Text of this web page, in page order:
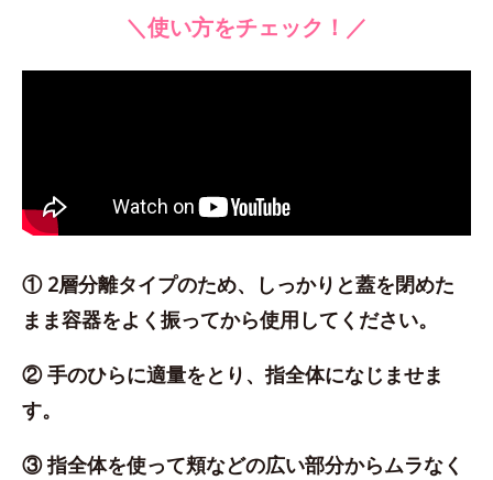
＼使い方をチェック！／
① 2層分離タイプのため、しっかりと蓋を閉めた
まま容器をよく振ってから使用してください。
② 手のひらに適量をとり、指全体になじませま
す。
③ 指全体を使って頬などの広い部分からムラなく